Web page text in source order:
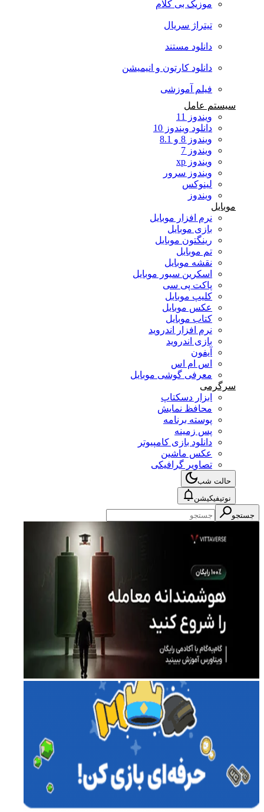
موزیک بی کلام
تیتراژ سریال
دانلود مستند
دانلود کارتون و انیمیشن
فیلم آموزشی
سیستم عامل
ویندوز 11
دانلود ویندوز 10
ویندوز 8 و 8.1
ویندوز 7
ویندوز xp
ویندوز سرور
لینوکس
ویندوز
موبایل
نرم افزار موبایل
بازی موبایل
رینگتون موبایل
تم موبایل
نقشه موبایل
اسکرین سیور موبایل
پاکت پی سی
کلیپ موبایل
عکس موبایل
کتاب موبایل
نرم افزار اندروید
بازی اندروید
آیفون
اس ام اس
معرفی گوشی موبایل
سرگرمی
ابزار دسکتاپ
محافظ نمایش
پوسته برنامه
پس زمینه
دانلود بازی کامپیوتر
عکس ماشین
تصاویر گرافیکی
حالت شب
نوتیفیکیشن
جستجو